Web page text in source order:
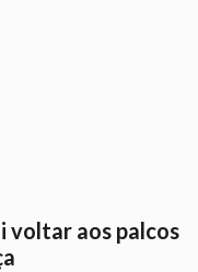
voltar aos palcos